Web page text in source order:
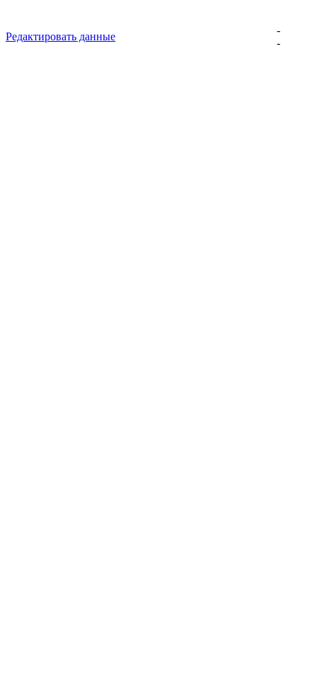
Редактировать данные
-
-